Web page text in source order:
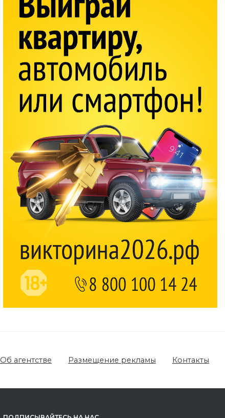
Об агентстве Размещение рекламы Контакты